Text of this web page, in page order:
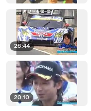
26:44
20:10